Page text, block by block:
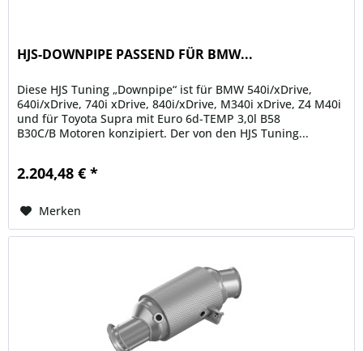
HJS-DOWNPIPE PASSEND FÜR BMW...
Diese HJS Tuning „Downpipe“ ist für BMW 540i/xDrive,
640i/xDrive, 740i xDrive, 840i/xDrive, M340i xDrive, Z4 M40i
und für Toyota Supra mit Euro 6d-TEMP 3,0l B58
B30C/B Motoren konzipiert. Der von den HJS Tuning...
2.204,48 € *
Merken